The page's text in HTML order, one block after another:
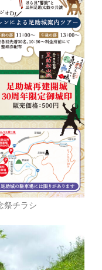
祭チラシ